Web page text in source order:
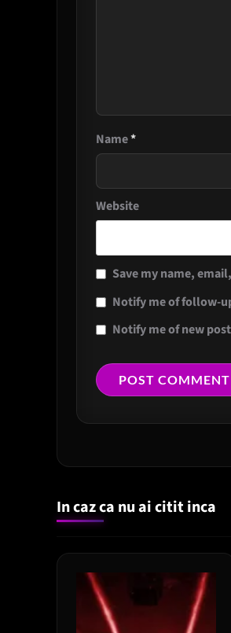
Name*
Website
Save my name,
Notify me of follow-
Notify me of new
In caz ca nu ai citit inca